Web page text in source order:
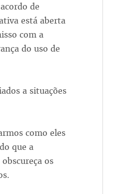
de
está aberta
com a
do uso de
a situações
como eles
que a
os